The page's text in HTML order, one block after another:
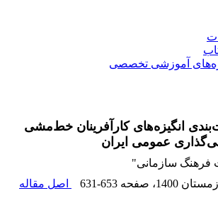
آموزشی تخصصی
انگیزه‌های کارآفرینان خط‌مشی
عمومی ایران
فرهنگ سازمانی"
1400 ، صفحه 631-653
اصل مقاله